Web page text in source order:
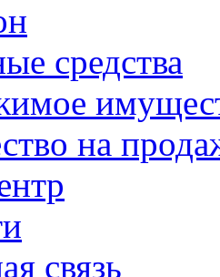
средства
на
связь